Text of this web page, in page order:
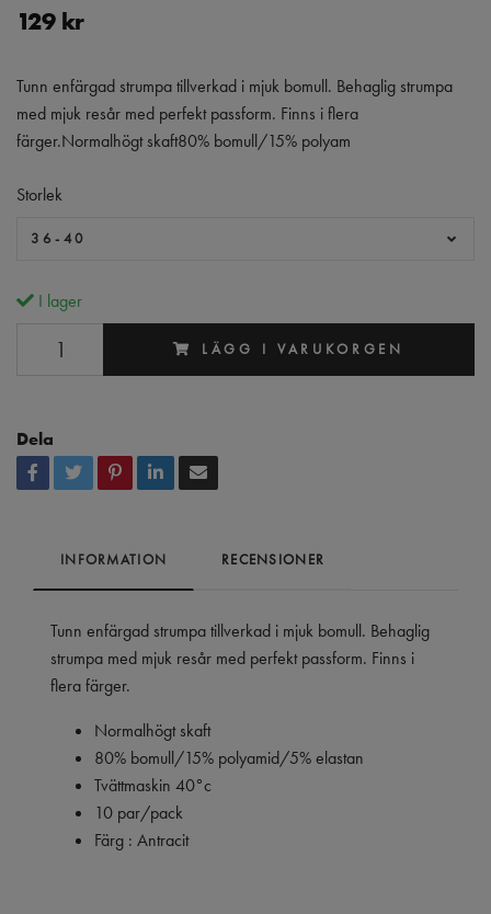
129 kr
Tunn enfärgad strumpa tillverkad i mjuk bomull. Behaglig strumpa
med mjuk resår med perfekt passform. Finns i flera
färger.Normalhögt skaft80% bomull/15% polyam
Storlek
36-40
I lager
LÄGG I VARUKORGEN
Dela
INFORMATION RECENSIONER
Tunn enfärgad strumpa tillverkad i mjuk bomull. Behaglig
strumpa med mjuk resår med perfekt passform. Finns i
flera färger.
Normalhögt skaft
80% bomull/15% polyamid/5% elastan
Tvättmaskin 40°c
10 par/pack
Färg : Antracit